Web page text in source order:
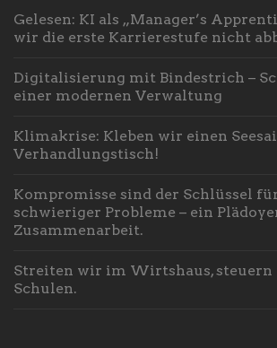
Gelesen: KI als „Manager’s
wir die erste Karrierestufe nicht
Digitalisierung mit Bindestrich –
einer modernen Verwaltung
Klimakrise: Kleben wir einen
Verhandlungstisch!
Kompromisse sind der Schlüssel
schwieriger Probleme – ein
Zusammenarbeit.
Streiten wir im Wirtshaus, steuern
Schulen.